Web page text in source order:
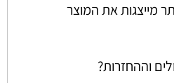
מייצגות את המוצר
וההחזרות?